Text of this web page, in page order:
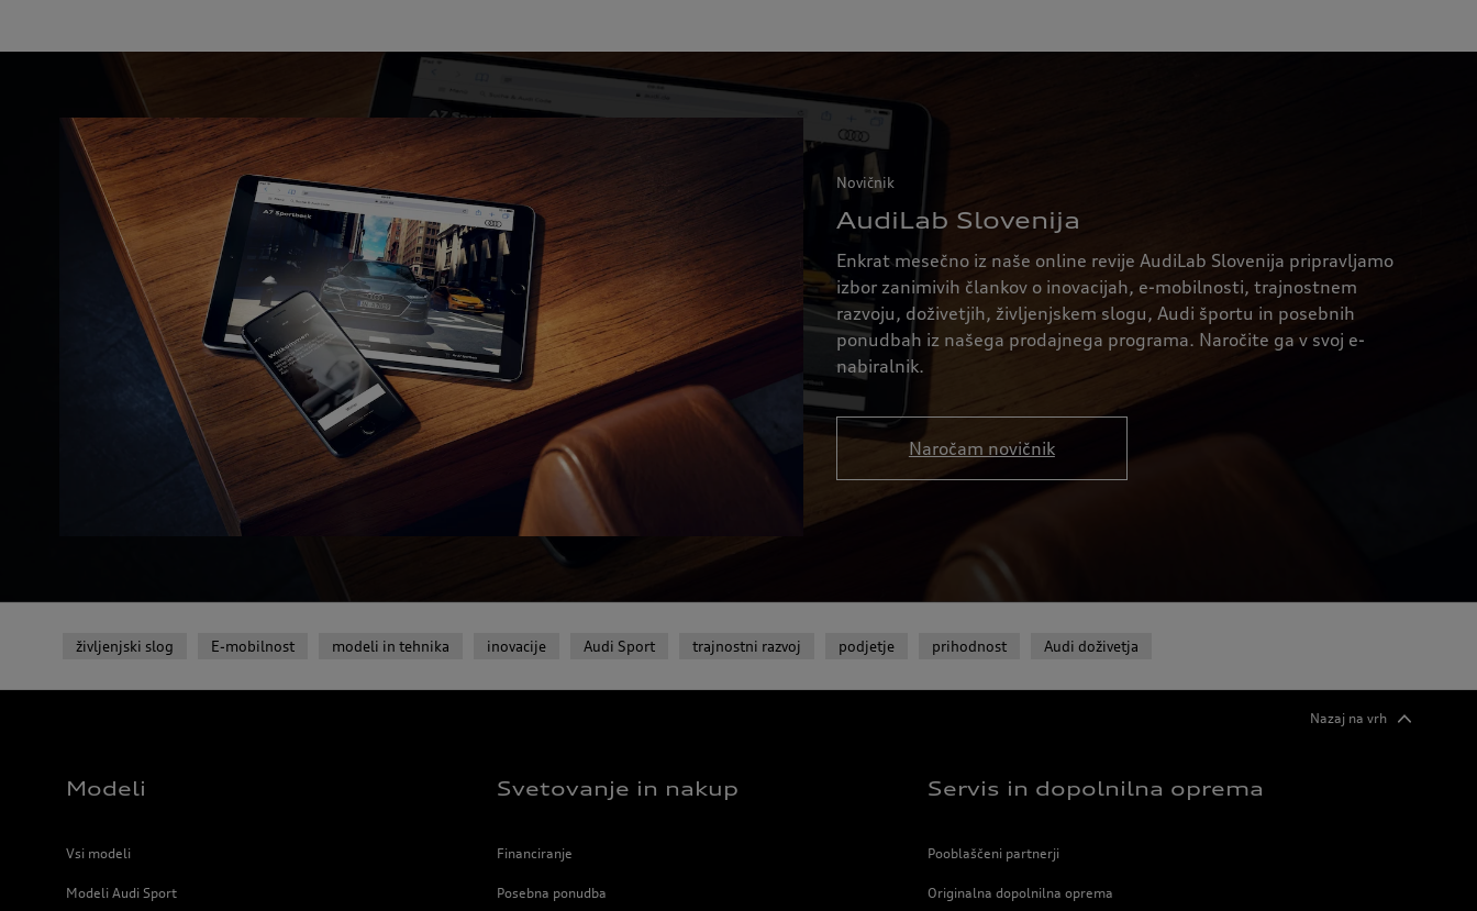
Novičnik
AudiLab Slovenija
Enkrat mesečno iz naše online revije AudiLab Slovenija pripravljamo
izbor zanimivih člankov o inovacijah, e-mobilnosti, trajnostnem
razvoju, doživetjih, življenjskem slogu, Audi športu in posebnih
ponudbah iz našega prodajnega programa. Naročite ga v svoj e-
nabiralnik.
Naročam novičnik
življenjski slog E-mobilnost modeli in tehnika inovacije Audi Sport trajnostni razvoj podjetje prihodnost Audi doživetja
Nazaj na vrh
Modeli
Vsi modeli
Modeli Audi Sport
Svetovanje in nakup
Financiranje
Posebna ponudba
Servis in dopolnilna oprema
Pooblaščeni partnerji
Originalna dopolnilna oprema